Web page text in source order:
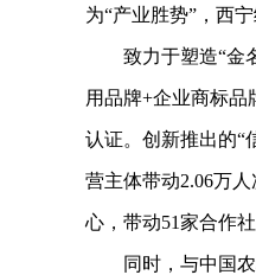
为“产业胜势”，西
致力于塑造“金名
用品牌+企业商标品
认证。创新推出的“
营主体带动2.06万
心，带动51家合作
同时，与中国农